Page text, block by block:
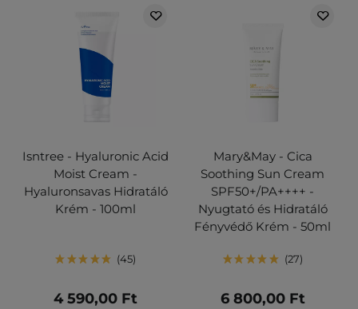
Isntree - Hyaluronic Acid
Moist Cream -
Hyaluronsavas Hidratáló
Krém - 100ml
45
4 590,00 Ft
Mary&May - Cica
Soothing Sun Cream
SPF50+/PA++++ -
Nyugtató és Hidratáló
Fényvédő Krém - 50ml
27
6 800,00 Ft